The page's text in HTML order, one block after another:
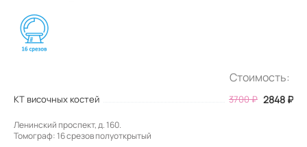
Стоимость:
КТ височных костей 3700₽ 2848 ₽
Ленинский проспект, д. 160.
Томограф: 16 срезов полуоткрытый